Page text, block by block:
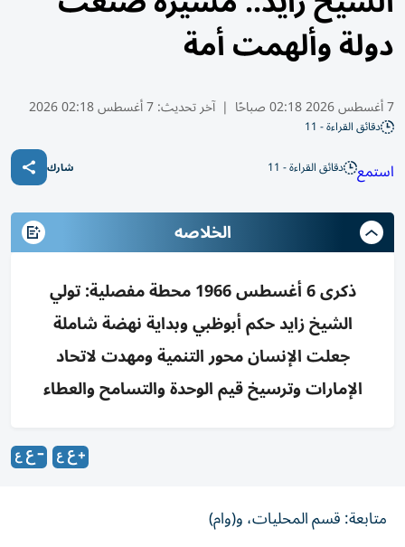
دولة وألهمت أمة
7 أغسطس 2026 02:18 صباحًا | آخر تحديث:7 أغسطس 02:18 2026
دقائق القراءة - 11
استمع دقائق القراءة - 11 شارك
الخلاصه
ذكرى 6 أغسطس 1966 محطة مفصلية: تولي
الشيخ زايد حكم أبوظبي وبداية نهضة شاملة
جعلت الإنسان محور التنمية ومهدت لاتحاد
الإمارات وترسيخ قيم الوحدة والتسامح والعطاء
متابعة: قسم المحليات، و(وام)